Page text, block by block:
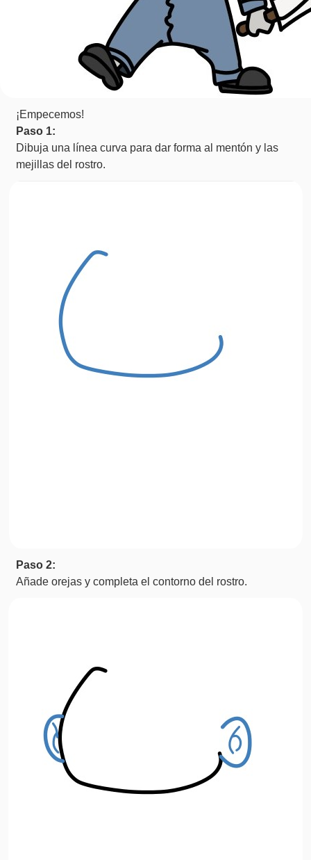
¡Empecemos!
Paso 1:
Dibuja una línea curva para dar forma al mentón y las
mejillas del rostro.
Paso 2:
Añade orejas y completa el contorno del rostro.